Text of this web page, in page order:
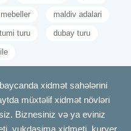
mebeller maldiv adalari
turu dubay turu
xidmət sahələrini
müxtəlif xidmət növləri
Biznesiniz və ya eviniz